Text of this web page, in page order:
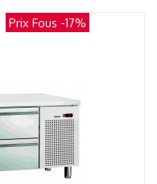
Prix Fous -17%